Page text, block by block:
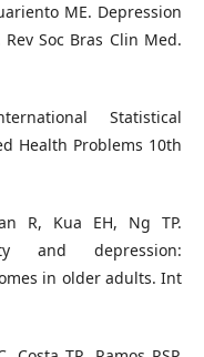
ME. Depression
Soc Bras Clin Med.
Statistical
Health Problems 10th
R, Kua EH, Ng TP.
and depression:
in older adults. Int